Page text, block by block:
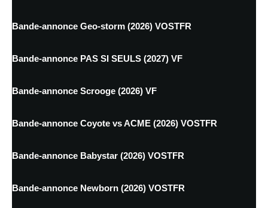
Bande-annonce Geo-storm (2026) VOSTFR
Bande-annonce PAS SI SEULS (2027) VF
Bande-annonce Scrooge (2026) VF
Bande-annonce Coyote vs ACME (2026) VOSTFR
Bande-annonce Babystar (2026) VOSTFR
Bande-annonce Newborn (2026) VOSTFR